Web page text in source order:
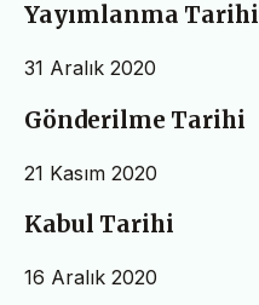
Yayımlanma Tarihi
31 Aralık 2020
Gönderilme Tarihi
21 Kasım 2020
Kabul Tarihi
16 Aralık 2020